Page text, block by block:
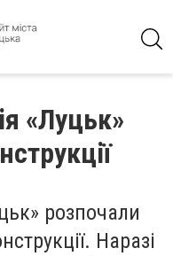
«Луцьк»
розпочали
Наразі